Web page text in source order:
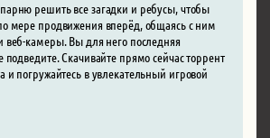
решить все загадки и ребусы, чтобы
мере продвижения вперёд, общаясь с ним
веб-камеры. Вы для него последняя
подведите. Скачивайте прямо сейчас торрент
и погружайтесь в увлекательный игровой